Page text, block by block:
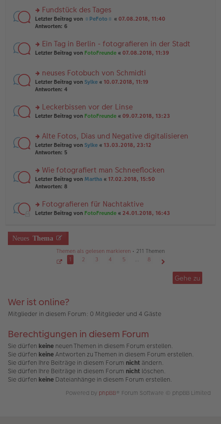
tr
a
g
e
n
er
tr
a
n
g
el
e
n
ei
tr
a
rs
te
n
g
es
e
n
er
ei
tr
Fundstück des Tages
Letzter Beitrag von ☼PeFoto☼ « 07.08.2018, 11:40
Antworten: 6
rs
u
n
g
es
e
n
B
ei
tr
a
Ein Tag in Berlin - fotografieren in der Stadt
Letzter Beitrag von FotoFreunde « 07.08.2018, 11:39
rs
te
n
g
es
e
n
er
ei
tr
a
neuses Fotobuch von Schmidti
Letzter Beitrag von Sylke « 10.07.2018, 11:19
Antworten: 4
rs
u
n
g
es
e
n
er
ei
tr
Leckerbissen vor der Linse
Letzter Beitrag von FotoFreunde « 09.07.2018, 13:23
rs
te
n
g
el
e
n
ei
tr
Alte Fotos, Dias und Negative digitalisieren
Letzter Beitrag von Sylke « 13.03.2018, 23:12
Antworten: 5
rs
te
n
g
es
e
n
Wie fotografiert man Schneeflocken
Letzter Beitrag von Martha « 17.02.2018, 15:50
Antworten: 8
rs
u
n
ei
a
Fotografieren für Nachtaktive
Letzter Beitrag von FotoFreunde « 24.01.2018, 16:43
Neues Thema
Themen als gelesen markieren • 211 Themen
v
o
n
8
1 2 3 4 5 …
8
Gehe zu
Wer ist online?
Mitglieder in diesem Forum: 0 Mitglieder und 4 Gäste
Berechtigungen in diesem Forum
Sie dürfen keine neuen Themen in diesem Forum erstellen.
Sie dürfen keineAntworten zu Themen in diesem Forum erstellen.
Sie dürfen Ihre Beiträge in diesem Forum nicht ändern.
Sie dürfen Ihre Beiträge in diesem Forum nicht löschen.
Sie dürfen keine Dateianhänge in diesem Forum erstellen.
Powered by phpBB® Forum Software © phpBB Limited